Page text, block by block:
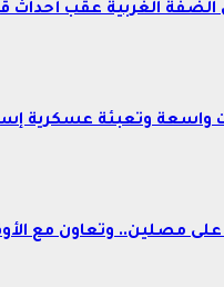
الضفة الغربية عقب أحداث
وتعبئة عسكرية
مصلين.. وتعاون مع